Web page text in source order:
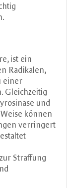
ist ein
Radikalen,
einer
Gleichzeitig
und
können
verringert
Straffung